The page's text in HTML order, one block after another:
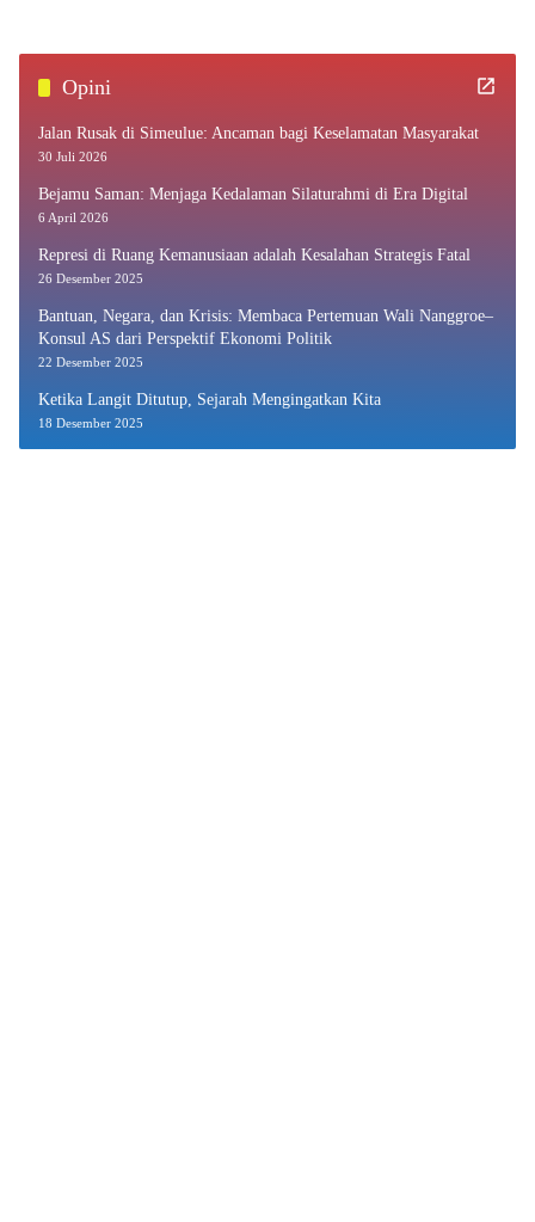
Opini
Jalan Rusak di Simeulue: Ancaman bagi Keselamatan Masyarakat
30 Juli 2026
Bejamu Saman: Menjaga Kedalaman Silaturahmi di Era Digital
6 April 2026
Represi di Ruang Kemanusiaan adalah Kesalahan Strategis Fatal
26 Desember 2025
Bantuan, Negara, dan Krisis: Membaca Pertemuan Wali Nanggroe–
Konsul AS dari Perspektif Ekonomi Politik
22 Desember 2025
Ketika Langit Ditutup, Sejarah Mengingatkan Kita
18 Desember 2025